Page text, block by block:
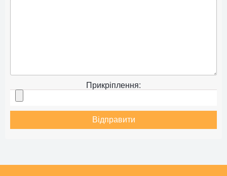
Прикріплення:
Відправити